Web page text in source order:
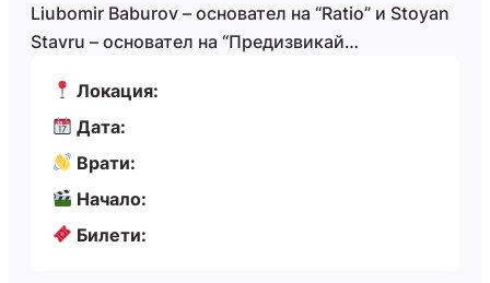
Liubomir Baburov – основател на “Ratio” и Stoyan
Stavru – основател на “Предизвикай…
Локация:
Дата:
Врати:
Начало:
Билети: